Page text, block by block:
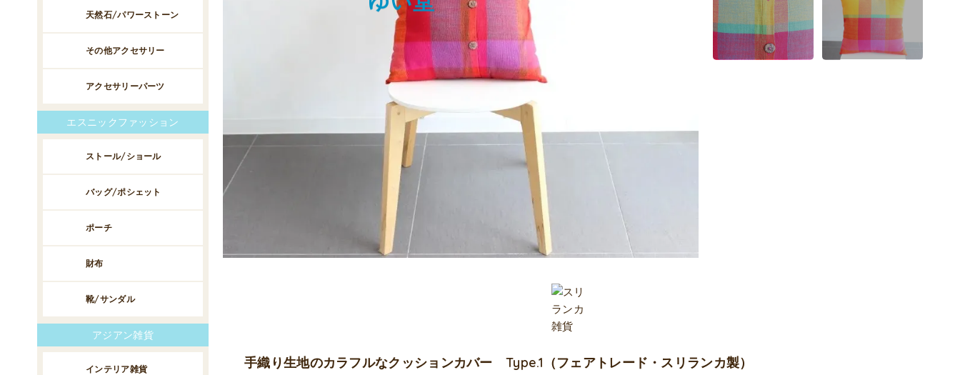
手織り生地のカラフルなクッションカバー Type.1（フェアトレード・スリランカ製）
天然石/パワーストーン
その他アクセサリー
アクセサリーパーツ
エスニックファッション
ストール/ショール
バッグ/ポシェット
ポーチ
財布
靴/サンダル
アジアン雑貨
インテリア雑貨